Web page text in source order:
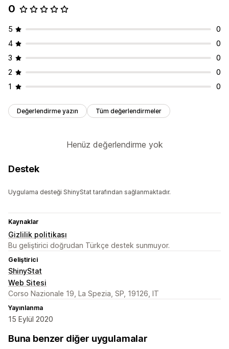
0
5
0
4
0
3
0
2
0
1
0
Değerlendirme yazın Tüm değerlendirmeler
Henüz değerlendirme yok
Destek
Uygulama desteği ShinyStat tarafından sağlanmaktadır.
Kaynaklar
Gizlilik politikası
Bu geliştirici doğrudan Türkçe destek sunmuyor.
Geliştirici
ShinyStat
Web Sitesi
Corso Nazionale 19, La Spezia, SP, 19126, IT
Yayınlanma
15 Eylül 2020
Buna benzer diğer uygulamalar